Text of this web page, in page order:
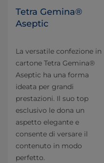
Tetra Gemina®
Aseptic
La versatile confezione in
cartone Tetra Gemina®
Aseptic ha una forma
ideata per grandi
prestazioni. Il suo top
esclusivo le dona un
aspetto elegante e
consente di versare il
contenuto in modo
perfetto.